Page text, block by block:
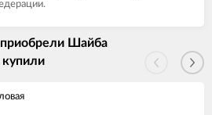
Шайба